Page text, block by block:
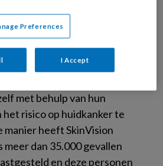
maakt in toenemende
technologische innovaties.
daarvan een goed
voorkomen dat iemand
met behulp van hun
risico op huidkanker te
manier heeft SkinVision
dan 35.000 gevallen
en deze personen
Preferences
I Accept